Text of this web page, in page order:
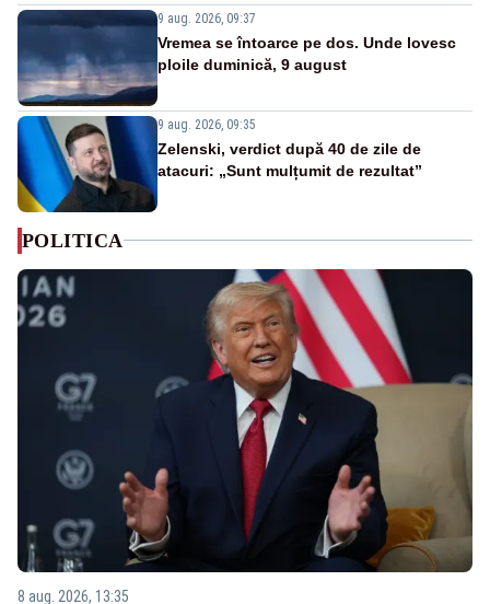
9 aug. 2026, 09:37
Vremea se întoarce pe dos. Unde lovesc
ploile duminică, 9 august
9 aug. 2026, 09:35
Zelenski, verdict după 40 de zile de
atacuri: „Sunt mulțumit de rezultat”
POLITICA
8 aug. 2026, 13:35